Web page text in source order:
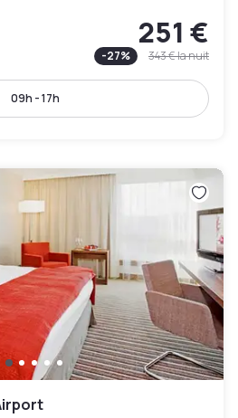
251 €
-27% 343 €la nuit
09h - 17h